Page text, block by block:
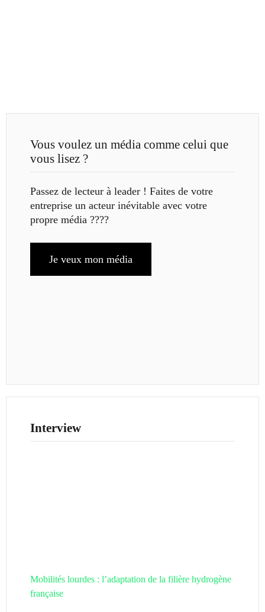
Vous voulez un média comme celui que
vous lisez ?
Passez de lecteur à leader ! Faites de votre
entreprise un acteur inévitable avec votre
propre média ????
Je veux mon média
Interview
Mobilités lourdes : l’adaptation de la filière hydrogène
française